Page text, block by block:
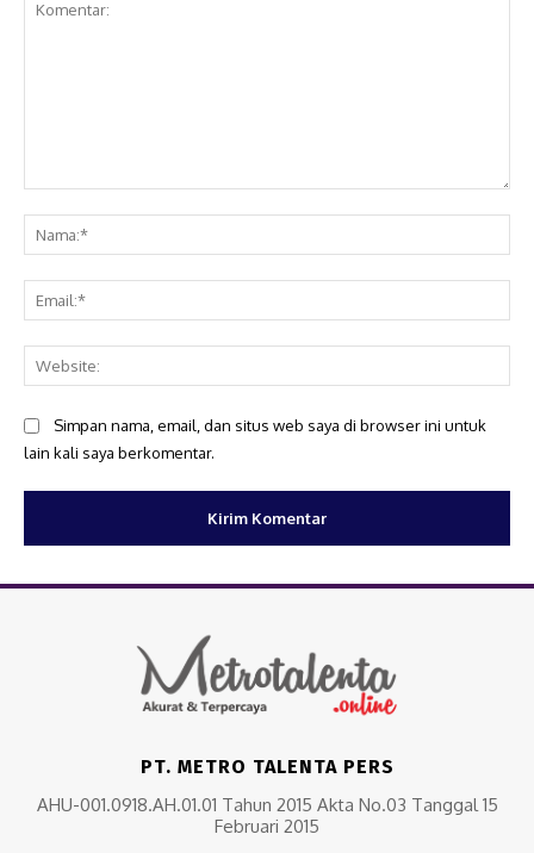
Simpan nama, email, dan situs web saya di browser ini untuk
lain kali saya berkomentar.
PT. METRO TALENTA PERS
AHU-001.0918.AH.01.01 Tahun 2015 Akta No.03 Tanggal 15
Februari 2015